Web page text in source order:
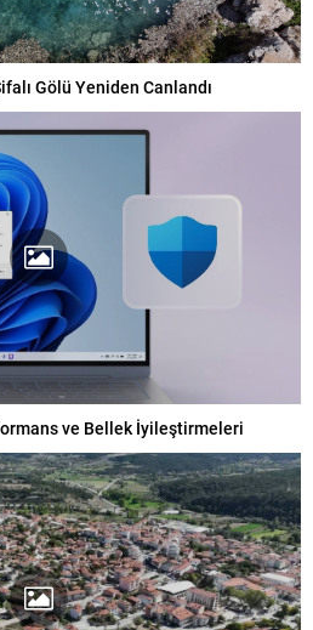
Gölü Yeniden Canlandı
ve Bellek İyileştirmeleri